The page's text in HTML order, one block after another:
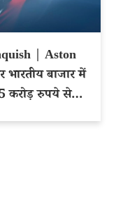
| Aston
बाजार में
करोड़ रुपये से